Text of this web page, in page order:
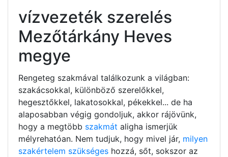
vízvezeték szerelés
Mezőtárkány Heves
megye
Rengeteg szakmával találkozunk a világban:
szakácsokkal, különböző szerelőkkel,
hegesztőkkel, lakatosokkal, pékekkel... de ha
alaposabban végig gondoljuk, akkor rájövünk,
hogy a megtöbb szakmát aligha ismerjük
mélyrehatóan. Nem tudjuk, hogy mivel jár, milyen
szakértelem szükséges hozzá, sőt, sokszor az